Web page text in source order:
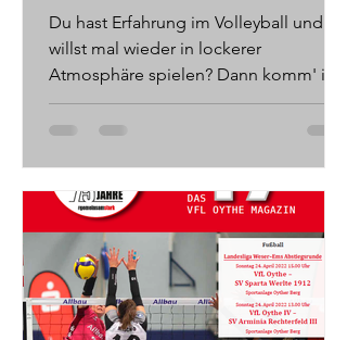
Du hast Erfahrung im Volleyball und
willst mal wieder in lockerer
Atmosphäre spielen? Dann komm' in
unser Hobby-Volleyballteam "Bunter...